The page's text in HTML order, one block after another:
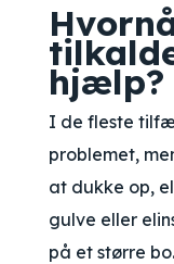
hjælp?
I de fleste
problemet,
at dukke op,
gulve eller
på et større